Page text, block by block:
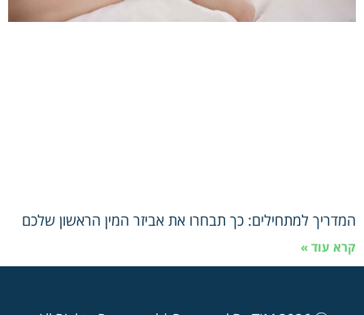
המדריך למתחילים: כך תבחרו את אביזר המין הראשון שלכם
קרא עוד »